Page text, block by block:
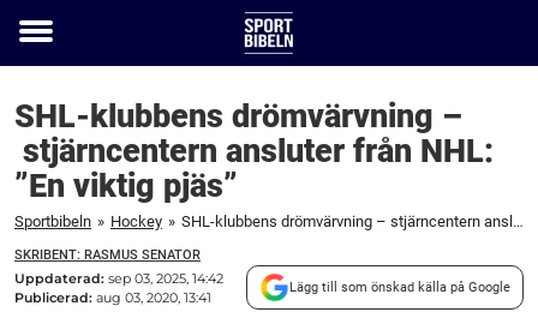
Toggle
SHL-klubbens drömvärvning –
stjärncentern ansluter från NHL:
”En viktig pjäs”
Sportbibeln » Hockey » SHL-klubbens drömvärvning – stjärncentern ansluter från NHL: "En viktig pjäs"
SKRIBENT: RASMUS SENATOR
Uppdaterad: sep 03, 2025, 14:42
Publicerad: aug 03, 2020, 13:41
Lägg till som önskad källa på Google